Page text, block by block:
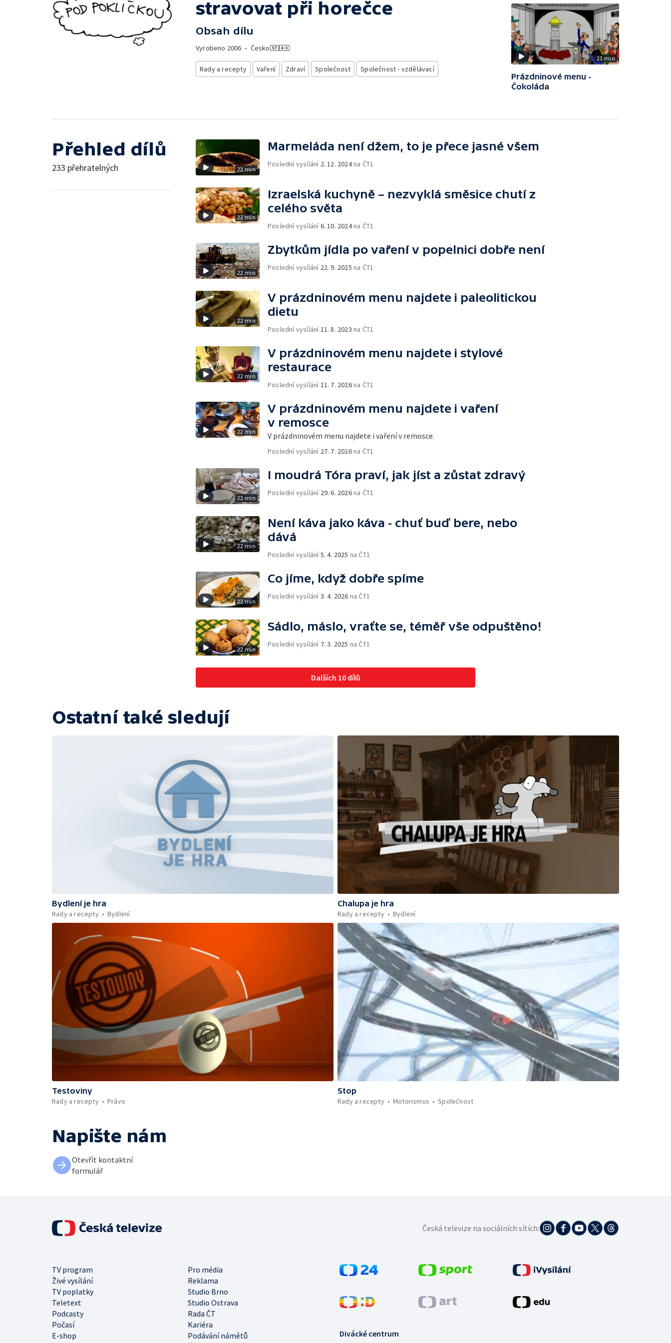
stravovat při horečce
Obsah dílu
Vyrobeno 2006 • Česko
Rady a recepty Vaření Zdraví Společnost Společnost - vzdělávací
23 min
Prázdninové menu -
Čokoláda
Přehled dílů
233 přehratelných 22 min
Marmeláda není džem, to je přece jasné všem
Poslední vysílání 2. 12. 2024na ČT1
22 min
Izraelská kuchyně – nezvyklá směsice chutí z
celého světa
Poslední vysílání6. 10. 2024na ČT1
22 min
Zbytkům jídla po vaření v popelnici dobře není
Poslední vysílání 22. 9. 2025 na ČT1
22 min
V prázdninovém menu najdete i paleolitickou
dietu
Poslední vysílání 11. 8. 2023 na ČT1
22 min
V prázdninovém menu najdete i stylové
restaurace
Poslední vysílání 11. 7. 2026na ČT1
22 min
V prázdninovém menu najdete i vaření
v remosce
V prázdninovém menu najdete i vaření v remosce.
Poslední vysílání 27. 7. 2026na ČT1
22 min
I moudrá Tóra praví, jak jíst a zůstat zdravý
Poslední vysílání 29. 6. 2026na ČT1
22 min
Není káva jako káva - chuť buď bere, nebo
dává
Poslední vysílání5. 4. 2025 na ČT1
22 min
Co jíme, když dobře spíme
Poslední vysílání3. 4. 2026 na ČT1
22 min
Sádlo, máslo, vraťte se, téměř vše odpuštěno!
Poslední vysílání 7. 3. 2025 na ČT1
Dalších 10 dílů
Ostatní také sledují
Bydlení je hra
Rady a recepty
Bydlení
Chalupa je hra
Rady a recepty
Bydlení
Testoviny
Rady a recepty
Právo
Stop
Rady a recepty
Motorismus Společnost
Napište nám
Otevřít kontaktní
formulář
Divácké centrum
TV program
Pro média
Živé vysílání
Reklama
TV poplatky
Studio Brno
Teletext
Studio Ostrava
Podcasty
Rada ČT
Počasí
Kariéra
E-shop
Podávání námětů
Česká televize na sociálních sítích: